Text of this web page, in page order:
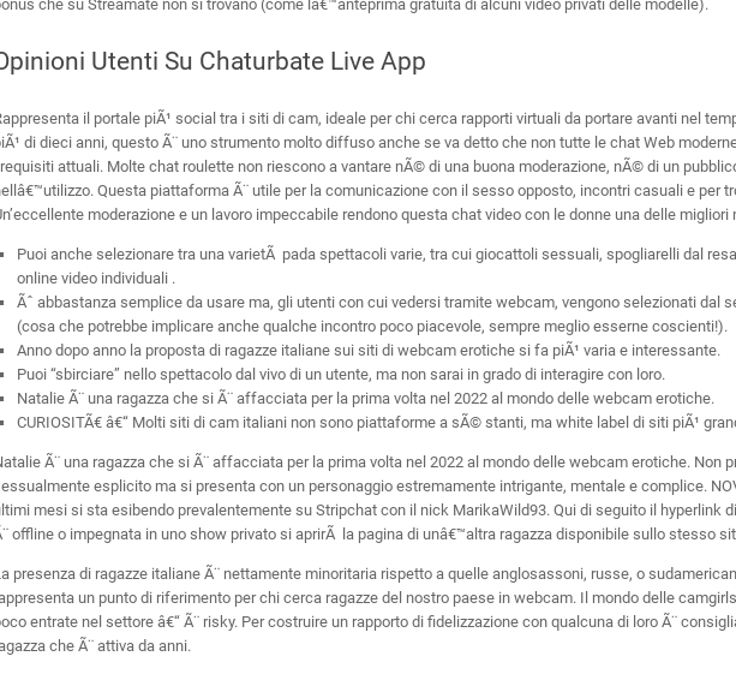
che su Streamate non si trovano (come lâ€™anteprima gratuita di alcuni video privati delle modelle).
Utenti Su Chaturbate Live App
il portale piÃ¹ social tra i siti di cam, ideale per chi cerca rapporti virtuali da portare avanti nel
di dieci anni, questo Ã¨ uno strumento molto diffuso anche se va detto che non tutte le chat Web
attuali. Molte chat roulette non riescono a vantare nÃ© di una buona moderazione, nÃ© di un
Questa piattaforma Ã¨ utile per la comunicazione con il sesso opposto, incontri casuali e per
moderazione e un lavoro impeccabile rendono questa chat video con le donne una delle migliori
Puoi anche selezionare tra una varietÃ pada spettacoli varie, tra cui giocattoli sessuali, spogliarelli dal
online video individuali .
Ãˆ abbastanza semplice da usare ma, gli utenti con cui vedersi tramite webcam, vengono selezionati dal
(cosa che potrebbe implicare anche qualche incontro poco piacevole, sempre meglio esserne coscienti!).
Anno dopo anno la proposta di ragazze italiane sui siti di webcam erotiche si fa piÃ¹ varia e interessante.
Puoi “sbirciare” nello spettacolo dal vivo di un utente, ma non sarai in grado di interagire con loro.
Natalie Ã¨ una ragazza che si Ã¨ affacciata per la prima volta nel 2022 al mondo delle webcam erotiche.
CURIOSITÃ€ â€“ Molti siti di cam italiani non sono piattaforme a sÃ© stanti, ma white label di siti piÃ¹
Ã¨ una ragazza che si Ã¨ affacciata per la prima volta nel 2022 al mondo delle webcam erotiche. Non
esplicito ma si presenta con un personaggio estremamente intrigante, mentale e complice.
mesi si sta esibendo prevalentemente su Stripchat con il nick MarikaWild93. Qui di seguito il hyperlink
offline o impegnata in uno show privato si aprirÃ la pagina di unâ€™altra ragazza disponibile sullo stesso
presenza di ragazze italiane Ã¨ nettamente minoritaria rispetto a quelle anglosassoni, russe, o
un punto di riferimento per chi cerca ragazze del nostro paese in webcam. Il mondo delle
entrate nel settore â€“ Ã¨ risky. Per costruire un rapporto di fidelizzazione con qualcuna di loro Ã¨
che Ã¨ attiva da anni.